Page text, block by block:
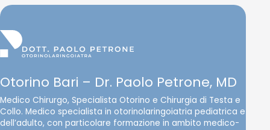
Otorino Bari – Dr. Paolo Petrone, MD
Medico Chirurgo, Specialista Otorino e Chirurgia di Testa e
Collo. Medico specialista in otorinolaringoiatria pediatrica e
dell’adulto, con particolare formazione in ambito medico-